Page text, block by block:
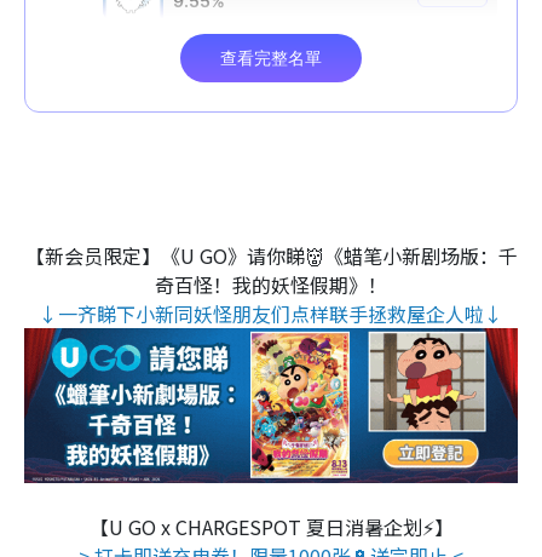
【新会员限定】《U GO》请你睇👹《蜡笔小新剧场版：千
奇百怪！我的妖怪假期》！
↓一齐睇下小新同妖怪朋友们点样联手拯救屋企人啦↓
【U GO x CHARGESPOT 夏日消暑企划⚡】